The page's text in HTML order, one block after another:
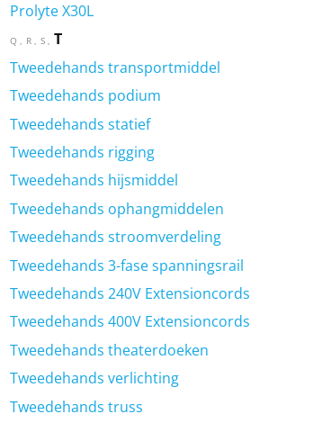
Prolyte X30L
Q R S
T
Tweedehands transportmiddel
Tweedehands podium
Tweedehands statief
Tweedehands rigging
Tweedehands hijsmiddel
Tweedehands ophangmiddelen
Tweedehands stroomverdeling
Tweedehands 3-fase spanningsrail
Tweedehands 240V Extensioncords
Tweedehands 400V Extensioncords
Tweedehands theaterdoeken
Tweedehands verlichting
Tweedehands truss